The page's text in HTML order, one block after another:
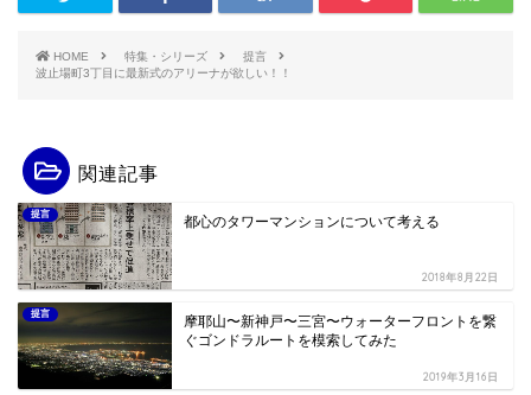
HOME 特集・シリーズ
提言
波止場町3丁目に最新式のアリーナが欲しい！！
関連記事
提言 都心のタワーマンションについて考える
2018年8月22日
提言
摩耶山〜新神戸〜三宮〜ウォーターフロントを繋
ぐゴンドラルートを模索してみた
2019年3月16日